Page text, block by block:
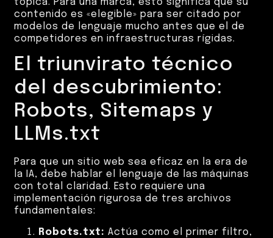
tópica. Para una marca, esto significa que su
contenido es «elegible» para ser citado por
modelos de lenguaje mucho antes que el de
competidores en infraestructuras rígidas.
El triunvirato técnico
del descubrimiento:
Robots, Sitemaps y
LLMs.txt
Para que un sitio web sea eficaz en la era de
la IA, debe hablar el lenguaje de las máquinas
con total claridad. Esto requiere una
implementación rigurosa de tres archivos
fundamentales:
Robots.txt: Actúa como el primer filtro,